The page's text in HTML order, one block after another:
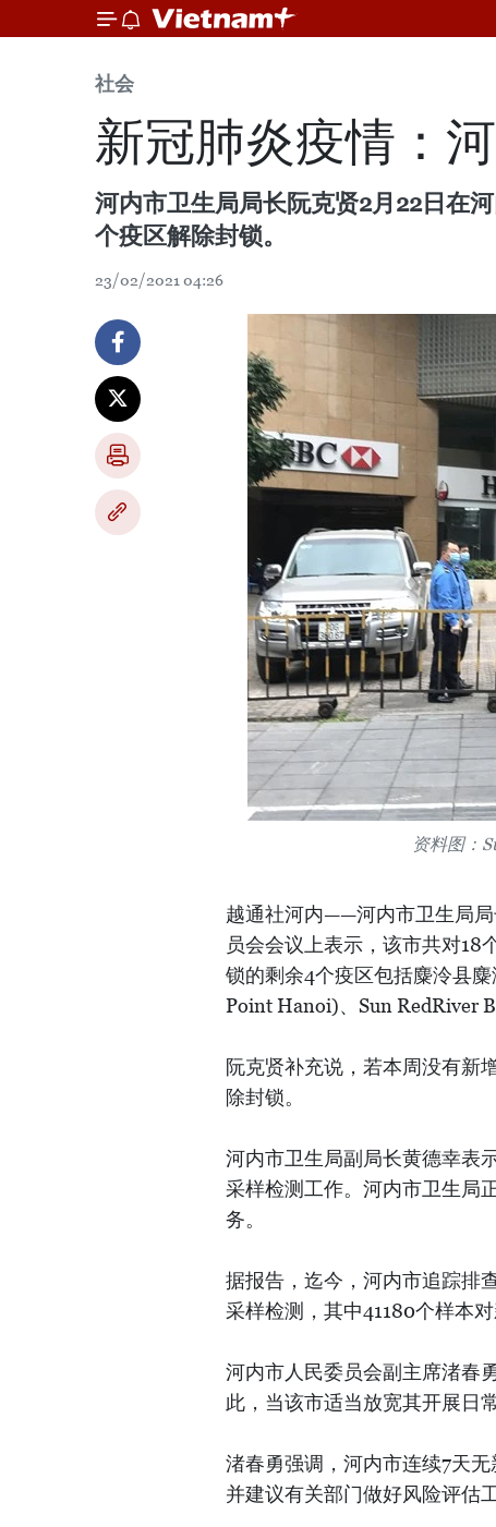
社会
新冠肺炎疫情：
河内市卫生局局长阮克贤2月22日在
个疫区解除封锁。
23/02/2021 04:26
资料图：
越通社河内——河内市卫生局
员会会议上表示，该市共对18
锁的剩余4个疫区包括麋泠县
Point Hanoi)、Sun RedRiver
阮克贤补充说，若本周没有新
除封锁。
河内市卫生局副局长黄德幸表
采样检测工作。河内市卫生局
务。
据报告，迄今，河内市追踪排
采样检测，其中41180个样本
河内市人民委员会副主席渚春
此，当该市适当放宽其开展日
渚春勇强调，河内市连续7天
并建议有关部门做好风险评估